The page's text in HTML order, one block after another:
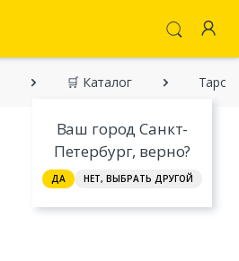
Ваш город Санкт-
Петербург, верно?
ДА НЕТ, ВЫБРАТЬ ДРУГОЙ
🛒 Каталог Таро